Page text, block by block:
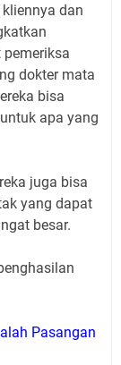
dan
dokter mata
bisa
apa yang
juga bisa
yang dapat
besar.
Pasangan